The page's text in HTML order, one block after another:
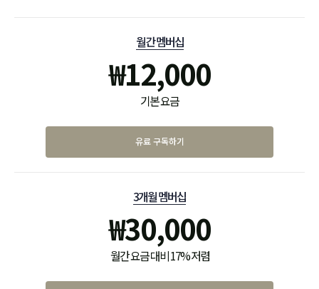
월간 멤버십
₩12,000
기본 요금
유료 구독하기
3개월 멤버십
₩30,000
월간 요금 대비 17% 저렴